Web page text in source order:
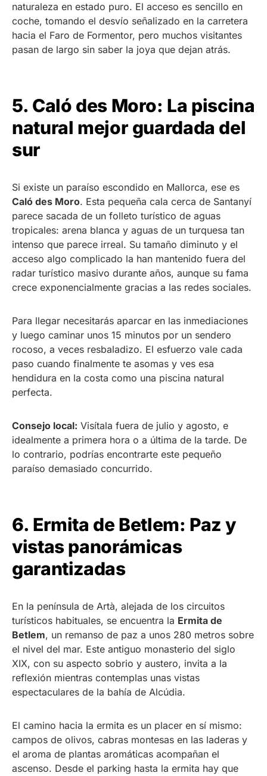
naturaleza en estado puro. El acceso es sencillo en
coche, tomando el desvío señalizado en la carretera
hacia el Faro de Formentor, pero muchos visitantes
pasan de largo sin saber la joya que dejan atrás.
5. Caló des Moro: La piscina
natural mejor guardada del
sur
Si existe un paraíso escondido en Mallorca, ese es
Caló des Moro. Esta pequeña cala cerca de Santanyí
parece sacada de un folleto turístico de aguas
tropicales: arena blanca y aguas de un turquesa tan
intenso que parece irreal. Su tamaño diminuto y el
acceso algo complicado la han mantenido fuera del
radar turístico masivo durante años, aunque su fama
crece exponencialmente gracias a las redes sociales.
Para llegar necesitarás aparcar en las inmediaciones
y luego caminar unos 15 minutos por un sendero
rocoso, a veces resbaladizo. El esfuerzo vale cada
paso cuando finalmente te asomas y ves esa
hendidura en la costa como una piscina natural
perfecta.
Consejo local: Visítala fuera de julio y agosto, e
idealmente a primera hora o a última de la tarde. De
lo contrario, podrías encontrarte este pequeño
paraíso demasiado concurrido.
6. Ermita de Betlem: Paz y
vistas panorámicas
garantizadas
En la península de Artà, alejada de los circuitos
turísticos habituales, se encuentra la Ermita de
Betlem, un remanso de paz a unos 280 metros sobre
el nivel del mar. Este antiguo monasterio del siglo
XIX, con su aspecto sobrio y austero, invita a la
reflexión mientras contemplas unas vistas
espectaculares de la bahía de Alcúdia.
El camino hacia la ermita es un placer en sí mismo:
campos de olivos, cabras montesas en las laderas y
el aroma de plantas aromáticas acompañan el
ascenso. Desde el parking hasta la ermita hay que